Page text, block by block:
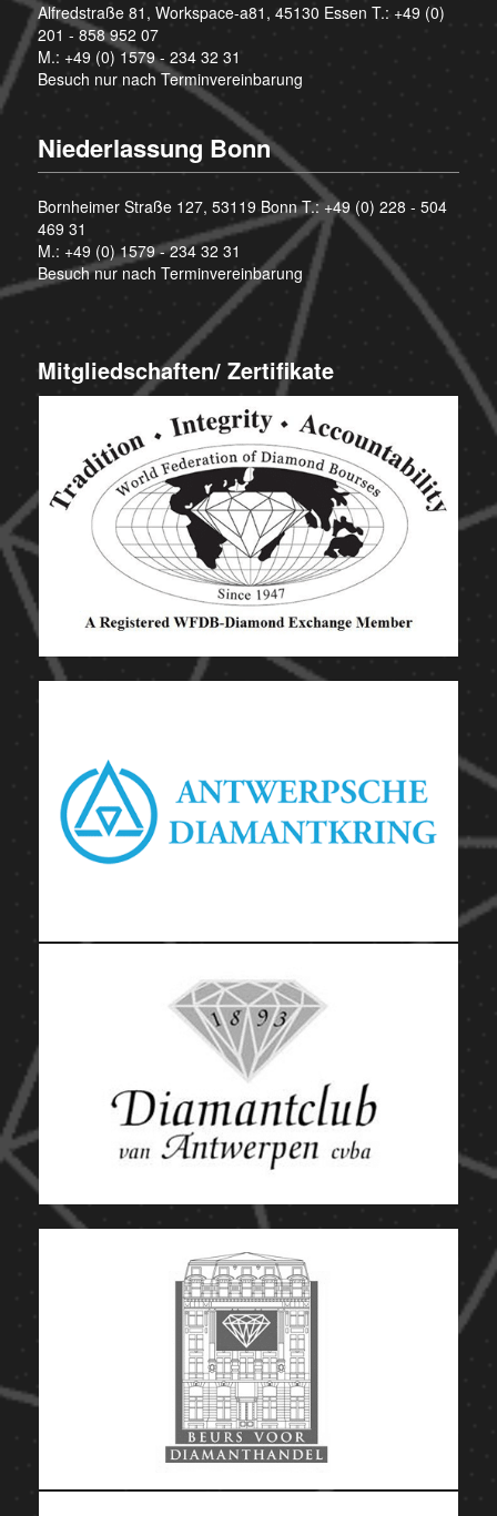
Alfredstraße 81, Workspace-a81, 45130 Essen T.: +49 (0)
201 - 858 952 07
M.: +49 (0) 1579 - 234 32 31
Besuch nur nach Terminvereinbarung
Niederlassung Bonn
Bornheimer Straße 127, 53119 Bonn T.:+49 (0) 228 - 504
469 31
M.: +49 (0) 1579 - 234 32 31
Besuch nur nach Terminvereinbarung
Mitgliedschaften/ Zertifikate